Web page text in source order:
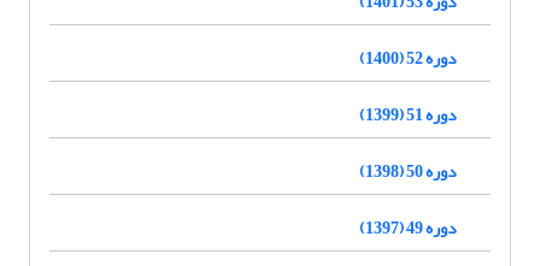
دوره 52 (1400)
دوره 51 (1399)
دوره 50 (1398)
دوره 49 (1397)